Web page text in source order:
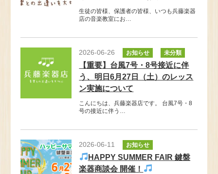
生徒の皆様、保護者の皆様、いつも兵藤楽器
店の音楽教室にお…
2026-06-26 お知らせ 未分類
【重要】台風7号・8号接近に伴
う、明日6月27日（土）のレッス
ン実施について
こんにちは、兵藤楽器店です。 台風7号・8
号の接近に伴う…
2026-06-11 お知らせ
HAPPY SUMMER FAIR 鍵盤
楽器商談会 開催！